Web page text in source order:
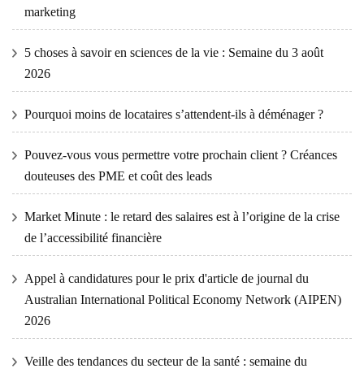
marketing
5 choses à savoir en sciences de la vie : Semaine du 3 août
2026
Pourquoi moins de locataires s’attendent-ils à déménager ?
Pouvez-vous vous permettre votre prochain client ? Créances
douteuses des PME et coût des leads
Market Minute : le retard des salaires est à l’origine de la crise
de l’accessibilité financière
Appel à candidatures pour le prix d'article de journal du
Australian International Political Economy Network (AIPEN)
2026
Veille des tendances du secteur de la santé : semaine du